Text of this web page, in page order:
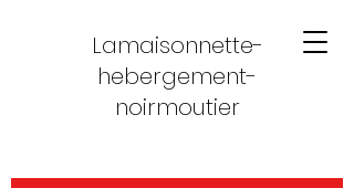
Lamaisonnette-
hebergement-
noirmoutier